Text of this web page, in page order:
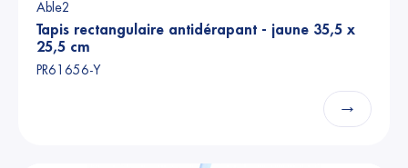
Able2
Tapis rectangulaire antidérapant - jaune 35,5 x
25,5 cm
PR61656-Y
→